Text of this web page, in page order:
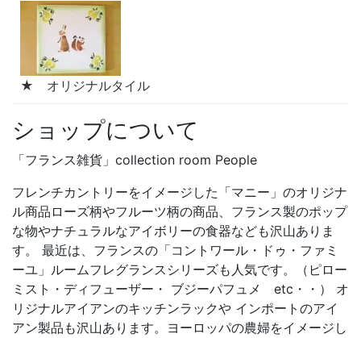
★ オリジナルタイル
ショップについて
「フランス雑貨」collection room People
フレンチカントリーをイメージした「マニー」のオリジナ
ル商品ローズ柄やフルーツ柄の商品、フランス製のポップ
な物やナチュラルなアイボリーの食器なども沢山ありま
す。 最近は、フランスの「コントワール・ドゥ・ファミ
ーユ」ルームフレグランスシリーズも人気です。（ピロー
ミスト・ディフューザー・ ブジーパフュメ etc・・） オ
リジナルアイアンのキッチンラックや インポートのアイ
アン製品も沢山あります。ヨーロッパの農婦をイメージし